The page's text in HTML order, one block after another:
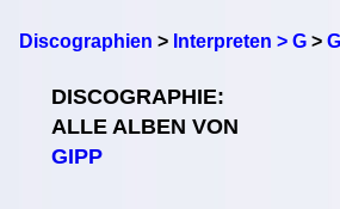
Discographien > Interpreten > G>
DISCOGRAPHIE:
ALLE ALBEN VON
GIPP